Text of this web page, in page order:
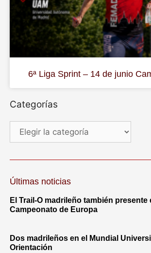
6ª Liga Sprint – 14 de junio
Categorías
Últimas noticias
El Trail-O madrileño también presente
Campeonato de Europa
Dos madrileños en el Mundial
Orientación